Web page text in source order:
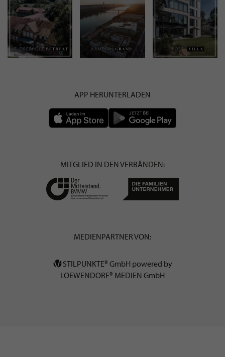
APP HERUNTERLADEN
MITGLIED IN DEN VERBÄNDEN:
MEDIENPARTNER VON:
STILPUNKTE® GmbH powered by
LOEWENDORF® MEDIEN GmbH